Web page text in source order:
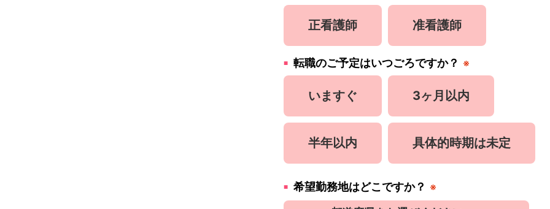
正看護師 准看護師
転職のご予定はいつごろですか？ ※
いますぐ 3ヶ月以内
半年以内 具体的時期は未定
希望勤務地はどこですか？ ※